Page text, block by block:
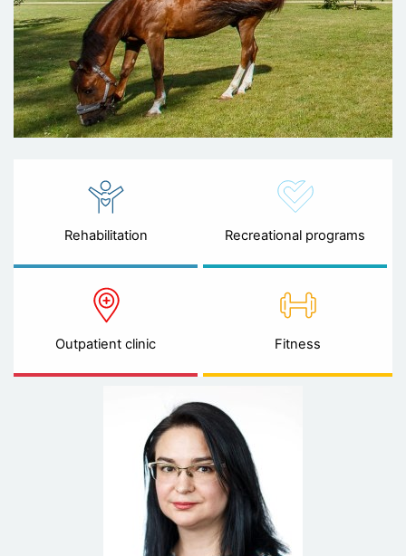
Rehabilitation Recreational programs
Outpatient clinic Fitness